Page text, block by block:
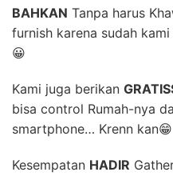
BAHKAN Tanpa harus
furnish karena sudah
😀
Kami juga berikan
bisa control Rumah-nya
smartphone… Krenn kan😁
Kesempatan HADIR